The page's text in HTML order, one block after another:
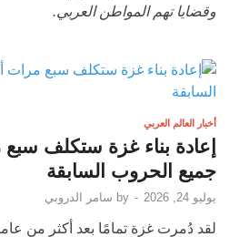
وقضايا تهم المواطن العربي.
أخبار العالم العربي
إعادة بناء غزة ستكلف
جميع الحروب السابقة
يوليو 24, 2026 -
by سامر الدروبي
لقد دُمرت غزة تمامًا بعد أكثر من